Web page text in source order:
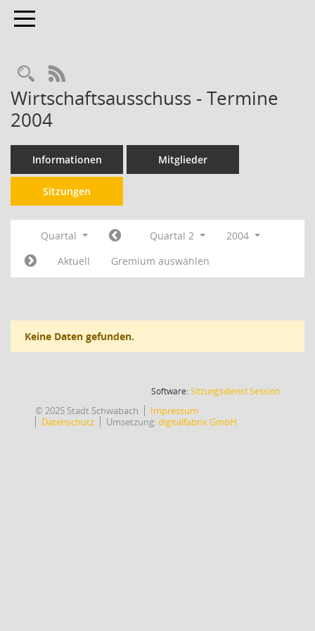
Toggle navigation
RSS-Feed
Wirtschaftsausschuss - Termine
2004
Informationen Mitglieder
Sitzungen
Quartal Quartal 2
2004
Aktuell
Gremium auswählen
Keine Daten gefunden.
Software:SitzungsdienstSession(Wird in
© 2025 Stadt Schwabach
Impressum
Datenschutz
Umsetzung:digitalfabrix GmbH